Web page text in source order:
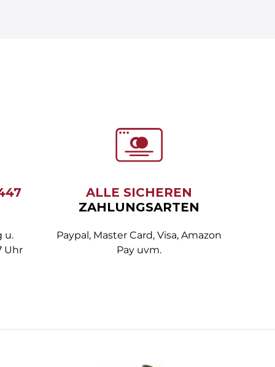
u.
Uhr
ALLE SICHEREN
ZAHLUNGSARTEN
Paypal, Master Card, Visa, Amazon
Pay uvm.